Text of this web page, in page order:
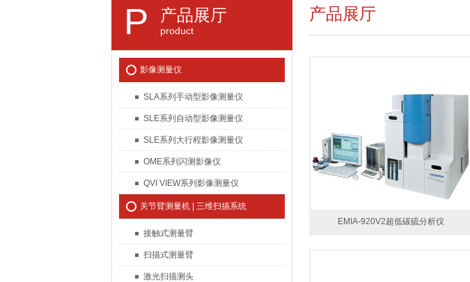
P 产品展厅
product
影像测量仪
SLA系列手动型影像测量仪
SLE系列自动型影像测量仪
SLE系列大行程影像测量仪
OME系列闪测影像仪
QVI VIEW系列影像测量仪
关节臂测量机 | 三维扫描系统
接触式测量臂
扫描式测量臂
激光扫描测头
产品展厅
EMIA-920V2超低碳硫分析仪